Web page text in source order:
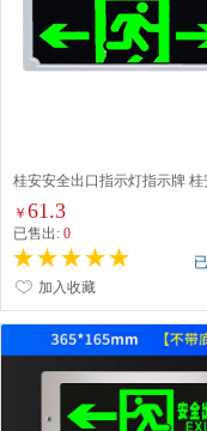
桂安安全出口指示灯指示牌 桂
指示灯应急灯
￥ 61.3
已售出: 0
加入收藏